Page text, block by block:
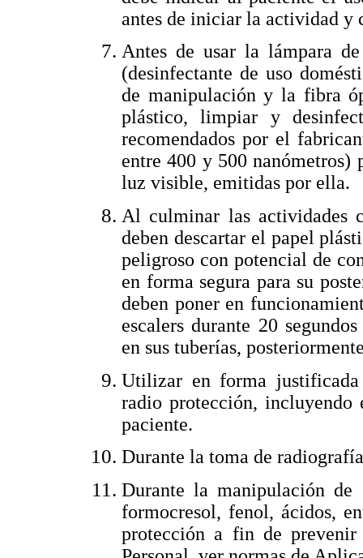
antes de iniciar la actividad y
Antes de usar la lámpara
(desinfectante de uso
de manipulación y la fibra
plástico, limpiar y
recomendados por el
entre 400 y 500 nanómetros)
luz visible, emitidas por ella.
Al culminar las actividades
deben descartar el papel
peligroso con potencial de
en forma segura para su
deben poner en
escalers durante 20
en sus tuberías,
Utilizar en forma
radio protección,
paciente.
Durante la toma de
Durante la manipulación de
formocresol, fenol, ácidos,
protección a fin de